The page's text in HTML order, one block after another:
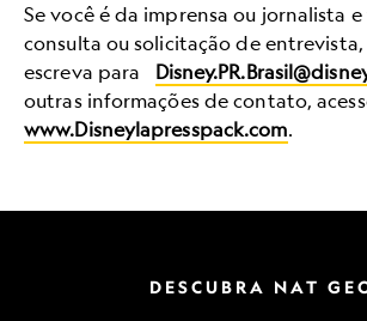
Se você é da imprensa ou jornalista
consulta ou solicitação de
escreva para
outras informações de contato,
www.Disneylapresspack.com.
DESCUBRA NAT